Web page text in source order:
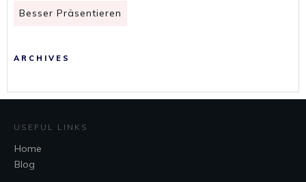
Besser Präsentieren
ARCHIVES
USEFUL LINKS
Home
Blog